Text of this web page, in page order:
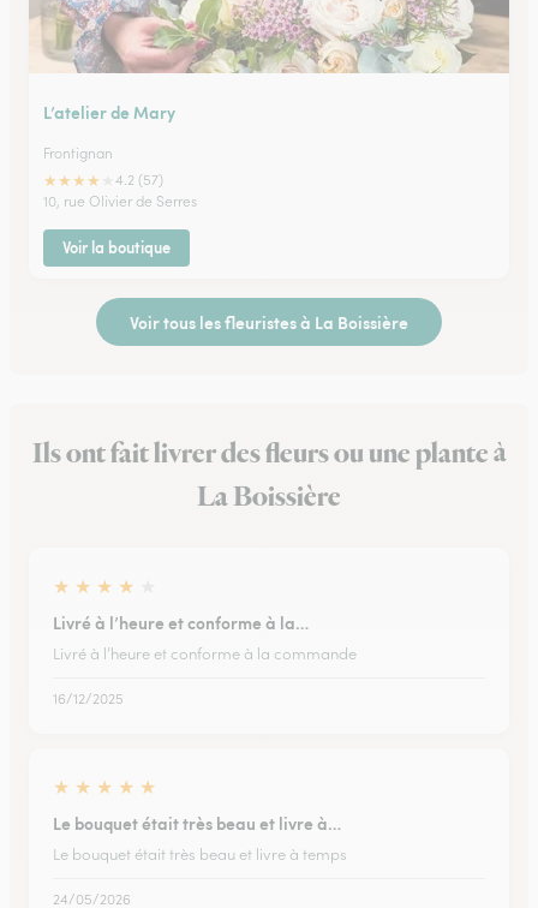
L’atelier de Mary
Frontignan
★★★★
4.2 (57)
10, rue Olivier de Serres
Voir la boutique
Voir tous les fleuristes à La Boissière
Ils ont fait livrer des fleurs ou une plante à
La Boissière
★ ★ ★ ★
Livré à l’heure et conforme à la…
Livré à l’heure et conforme à la commande
16/12/2025
★ ★ ★ ★ ★
Le bouquet était très beau et livre à…
Le bouquet était très beau et livre à temps
24/05/2026